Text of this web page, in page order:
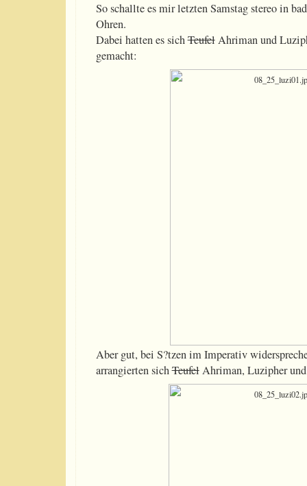
So schallte es mir letzten Samstag stereo in
Ohren.
Dabei hatten es sichTeufelAhriman und
gemacht:
Aber gut, bei S?tzen im Imperativ
arrangierten sichTeufelAhriman, Luzipher